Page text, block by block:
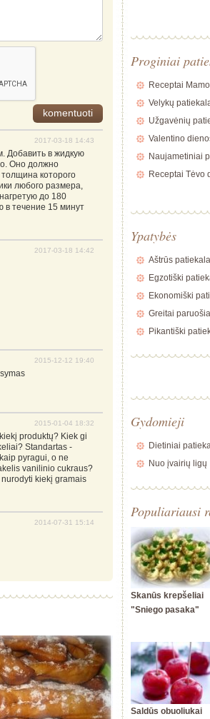
2017-03-18 14:43
Добавить в жидкую
Оно должно
которого
любого размера,
до 180
в течение 15 минут
2017-03-18 14:42
2015-12-12 19:40
2015-01-04 18:32
produktų? Kiek gi
Standartas -
pyragui, o ne
vanilinio cukraus?
kiekį gramais
2014-07-31 15:14
Proginiai
Receptai
Velykų
Užgavėnių
Valentino
Naujametiniai
Receptai Tėvo
Ypatybės
Aštrūs
Egzotiški
Ekonomiški
Greitai
Pikantiški
Gydomieji
Dietiniai
Nuo įvairių ligų
Populiariausi
Skanūs krepšeliai
"Sniego pasaka"
Saldūs obuoliukai